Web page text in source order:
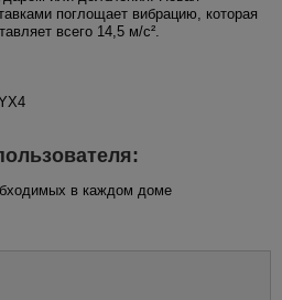
поглощает вибрацию, которая
всего 14,5 м/с².
в каждом доме